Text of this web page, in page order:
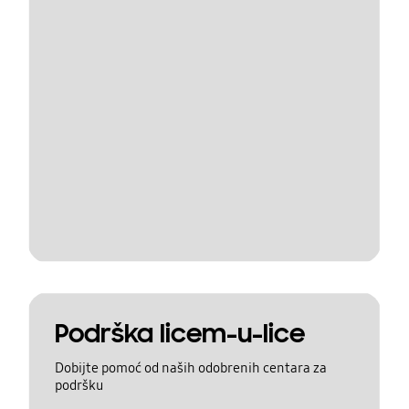
Podrška licem-u-lice
Dobijte pomoć od naših odobrenih centara za
podršku